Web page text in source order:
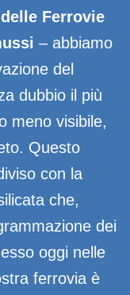
Ferrovie
– abbiamo
del
dubbio il più
meno visibile,
Questo
con la
che,
dei
oggi nelle
ferrovia è